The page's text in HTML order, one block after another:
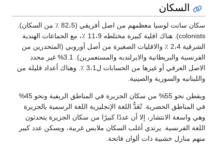
السكان
سكان سانت لوسيا معظمهم من اصل أفريقي (82،5 ٪ من السكان).
colonists). هناك اقلية كبيرة مختلطه 11،9 ٪، مع الجماعات الهندية
الشرقية 2،4 ٪ والاقليات الصغيرة من أصل أوروبي (المتحدرين من
الفرنسية والبريطانية والايرلنديه والمستعمرين). 3.1% غير محدد
الاصل العرقي أو غيرها من الحسابات ل3،1 ٪. وهناك أعداد قليلة من
واللبنانيه والسورية والصينية.
ويقطن نحو 55% من سكان الجزيرة في المناطق الريفية ونحو 45%
في المناطق الحضرية. تُعَدُّ اللغة الإنجليزية اللغة الرسمية بالجزيرة
وهي واسعة الانتشار، إلا أن عددًا كبيرًا من سكان الجزيرة يتحدثون
اللغة الفرنسية. يرتدي أغلب السكان ملابس غربية، ويسكن عدد كبير
منهم منازل خشبية ذات ألوان فاتحة.